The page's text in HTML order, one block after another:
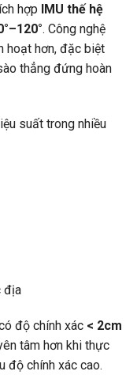
hợp IMU thế hệ
. Công nghệ
hoạt hơn, đặc biệt
thẳng đứng hoàn
suất trong nhiều
địa
độ chính xác < 2cm
tâm hơn khi thực
độ chính xác cao.